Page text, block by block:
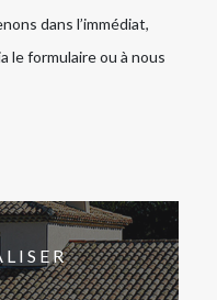
dans l’immédiat,
le formulaire ou à nous